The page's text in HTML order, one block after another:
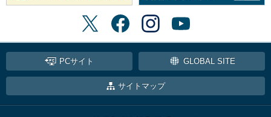
PCサイト GLOBAL SITE
サイトマップ